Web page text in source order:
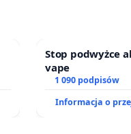
Stop podwyżce
vape
1 090 podpisów
Informacja o